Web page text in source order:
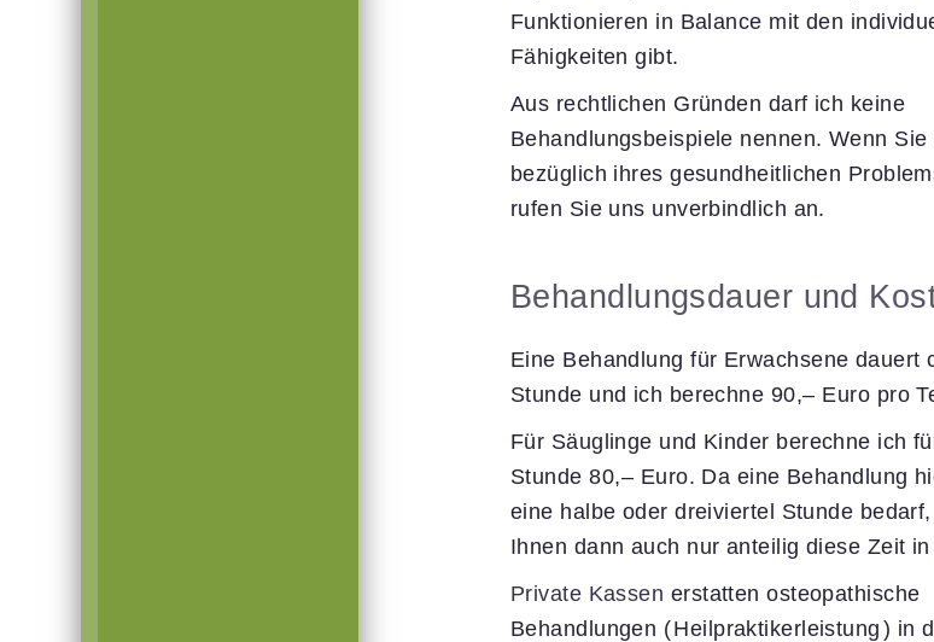
Funktionieren in Balance mit den
Fähigkeiten gibt.
Aus rechtlichen Gründen darf ich keine
Behandlungsbeispiele nennen. Wenn Sie
bezüglich ihres gesundheitlichen
rufen Sie uns unverbindlich an.
Behandlungsdauer und
Eine Behandlung für Erwachsene dauert
Stunde und ich berechne 90,– Euro pro
Für Säuglinge und Kinder berechne ich
Stunde80,– Euro. Da eine Behandlung
eine halbe oder dreiviertel Stunde
Ihnen dann auch nur anteilig diese Zeit
Private Kassen erstatten osteopathische
Behandlungen (Heilpraktikerleistung ) in